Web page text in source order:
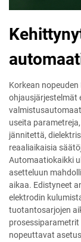
Korkean
ohjausjärjestelmät
useita
jännitettä,
reaaliaikaisia
Automaatiokaikki
asetteluun
aikaa. Edistyneet
elektrodin
tuotantosarjojen
prosessiparametrit
nopeuttavat